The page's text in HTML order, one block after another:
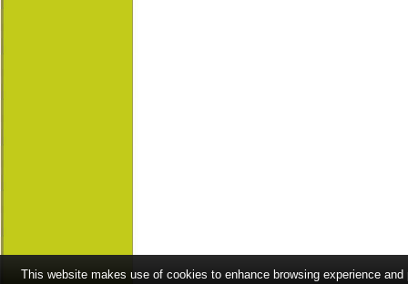
This website makes use of cookies to enhance browsing experience